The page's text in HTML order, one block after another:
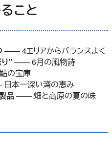
こと
—— 4エリアからバランスよく
” —— 6月の風物詩
の宝庫
本一深い湾の恵み
品 —— 畑と高原の夏の味